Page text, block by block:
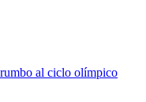
al ciclo olímpico